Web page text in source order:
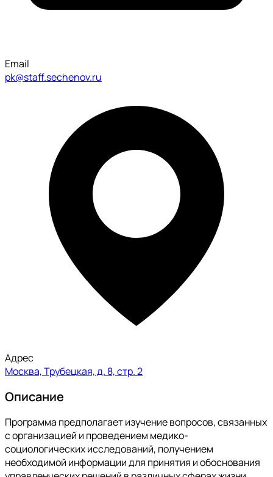
Email
pk@staff.sechenov.ru
Адрес
Москва, Трубецкая, д. 8, стр. 2
Описание
Программа предполагает изучение вопросов, связанных
с организацией и проведением медико-
социологических исследований, получением
необходимой информации для принятия и обоснования